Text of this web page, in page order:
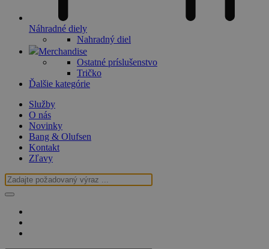
Náhradné diely
Nahradný diel
Merchandise
Ostatné príslušenstvo
Tričko
Ďalšie kategórie
Služby
O nás
Novinky
Bang & Olufsen
Kontakt
Zľavy